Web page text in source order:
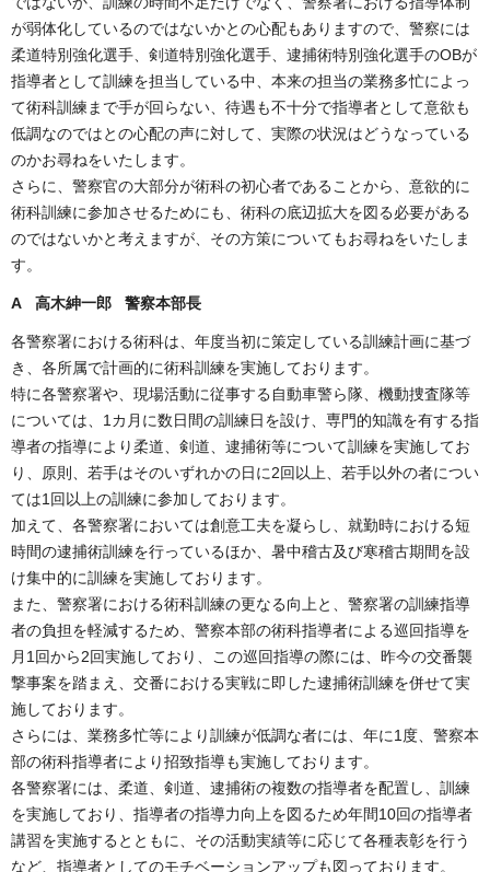
が弱体化しているのではないかとの心配もありますので、警察には
柔道特別強化選手、剣道特別強化選手、逮捕術特別強化選手のOBが
指導者として訓練を担当している中、本来の担当の業務多忙によっ
て術科訓練まで手が回らない、待遇も不十分で指導者として意欲も
低調なのではとの心配の声に対して、実際の状況はどうなっている
のかお尋ねをいたします。
さらに、警察官の大部分が術科の初心者であることから、意欲的に
術科訓練に参加させるためにも、術科の底辺拡大を図る必要がある
のではないかと考えますが、その方策についてもお尋ねをいたしま
す。
A 高木紳一郎 警察本部長
各警察署における術科は、年度当初に策定している訓練計画に基づ
き、各所属で計画的に術科訓練を実施しております。
特に各警察署や、現場活動に従事する自動車警ら隊、機動捜査隊等
については、1カ月に数日間の訓練日を設け、専門的知識を有する指
導者の指導により柔道、剣道、逮捕術等について訓練を実施してお
り、原則、若手はそのいずれかの日に2回以上、若手以外の者につい
ては1回以上の訓練に参加しております。
加えて、各警察署においては創意工夫を凝らし、就勤時における短
時間の逮捕術訓練を行っているほか、暑中稽古及び寒稽古期間を設
け集中的に訓練を実施しております。
また、警察署における術科訓練の更なる向上と、警察署の訓練指導
者の負担を軽減するため、警察本部の術科指導者による巡回指導を
月1回から2回実施しており、この巡回指導の際には、昨今の交番襲
撃事案を踏まえ、交番における実戦に即した逮捕術訓練を併せて実
施しております。
さらには、業務多忙等により訓練が低調な者には、年に1度、警察本
部の術科指導者により招致指導も実施しております。
各警察署には、柔道、剣道、逮捕術の複数の指導者を配置し、訓練
を実施しており、指導者の指導力向上を図るため年間10回の指導者
講習を実施するとともに、その活動実績等に応じて各種表彰を行う
など、指導者としてのモチベーションアップも図っております。